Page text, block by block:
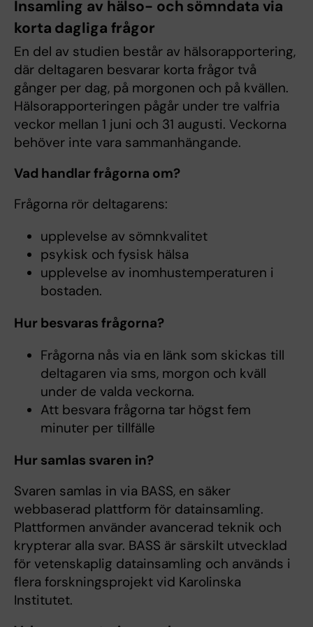
Insamling av hälso- och sömndata via
korta dagliga frågor
En del av studien består av hälsorapportering,
där deltagaren besvarar korta frågor två
gånger per dag, på morgonen och på kvällen.
Hälsorapporteringen pågår under tre valfria
veckor mellan 1 juni och 31 augusti. Veckorna
behöver inte vara sammanhängande.
Vad handlar frågorna om?
Frågorna rör deltagarens:
upplevelse av sömnkvalitet
psykisk och fysisk hälsa
upplevelse av inomhustemperaturen i
bostaden.
Hur besvaras frågorna?
Frågorna nås via en länk som skickas till
deltagaren via sms, morgon och kväll
under de valda veckorna.
Att besvara frågorna tar högst fem
minuter per tillfälle
Hur samlas svaren in?
Svaren samlas in via BASS, en säker
webbaserad plattform för datainsamling.
Plattformen använder avancerad teknik och
krypterar alla svar. BASS är särskilt utvecklad
för vetenskaplig datainsamling och används i
flera forskningsprojekt vid Karolinska
Institutet.